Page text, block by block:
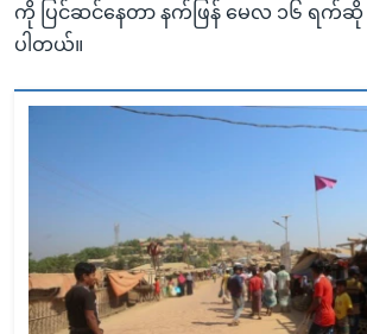
ကို ပြင်ဆင်နေတာ နက်ဖြန် မေလ ၁၆ ရက်
ပါတယ်။